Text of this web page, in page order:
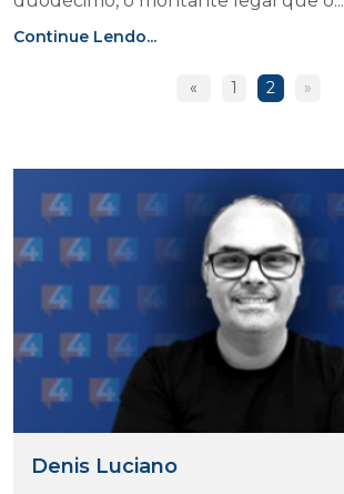
Continue Lendo...
« 1 2 »
Denis Luciano